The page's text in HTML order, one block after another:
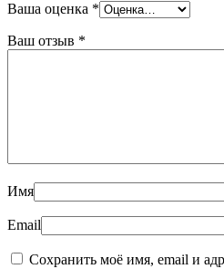
Ваша оценка *
Ваш отзыв *
Имя
Email
Сохранить моё имя, email и